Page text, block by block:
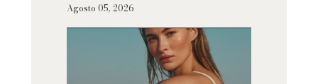
Agosto 05, 2026